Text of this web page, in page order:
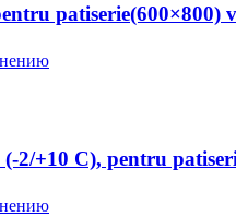
2/+10 C), pentru